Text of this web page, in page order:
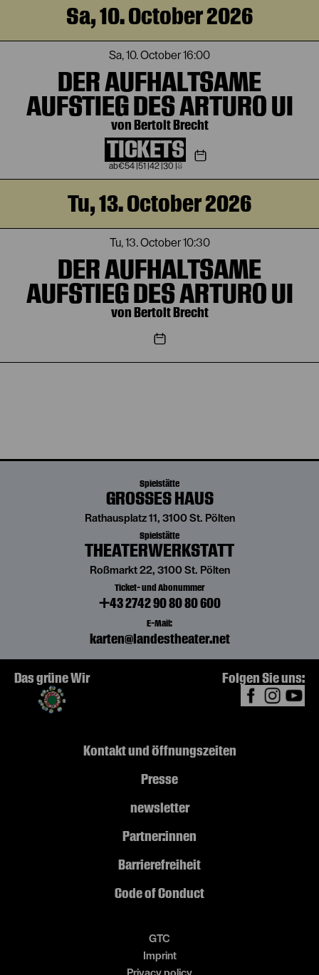
Sa, 10. October 2026
Sa, 10. October16:00
DER AUFHALTSAME
AUFSTIEG DES ARTURO UI
von Bertolt Brecht
TICKETS
€54 51 42 30 |8
Tu, 13. October 2026
Tu, 13. October10:30
DER AUFHALTSAME
AUFSTIEG DES ARTURO UI
von Bertolt Brecht
Spielstätte
GROSSES HAUS
Rathausplatz 11, 3100 St. Pölten
Spielstätte
THEATERWERKSTATT
Roßmarkt 22, 3100 St. Pölten
Ticket- und Abonummer
+43 2742 90 80 80 600
E-Mail:
karten@landestheater.net
Das grüne Wir Folgen Sie uns:
Kontakt und Öffnungszeiten
Presse
newsletter
Partner:innen
Barrierefreiheit
Code of Conduct
GTC
Imprint